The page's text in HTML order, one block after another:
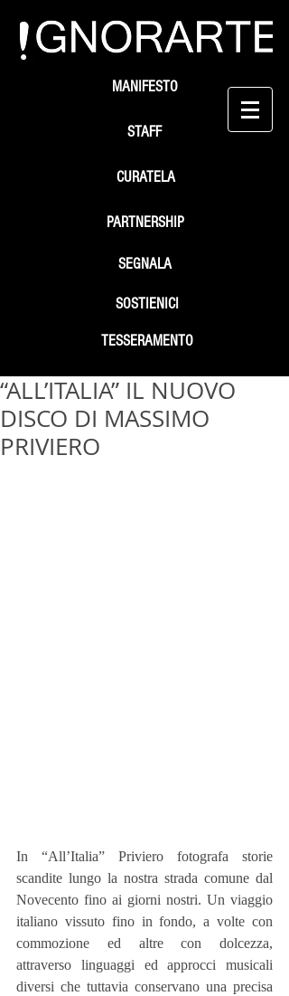
STAFF
SEGNALA
SOSTIENICI
MANIFESTO
PARTNERSHIP
TESSERAMENTO
CURATELA
“ALL’ITALIA” IL NUOVO
DISCO DI MASSIMO
PRIVIERO
In “All’Italia” Priviero fotografa storie
scandite lungo la nostra strada comune dal
Novecento fino ai giorni nostri. Un viaggio
italiano vissuto fino in fondo, a volte con
commozione ed altre con dolcezza,
attraverso linguaggi ed approcci musicali
diversi che tuttavia conservano una precisa